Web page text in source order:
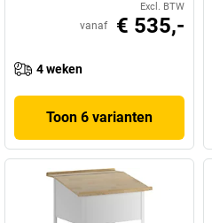
Excl. BTW
vanaf € 535,-
4 weken
Toon 6 varianten